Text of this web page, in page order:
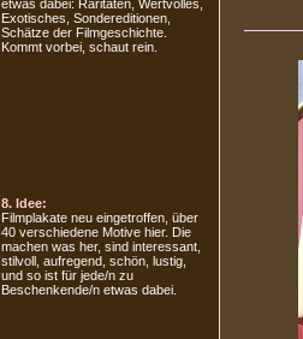
etwas dabei: Raritäten, Wertvolles,
Exotisches, Sondereditionen,
Schätze der Filmgeschichte.
Kommt vorbei, schaut rein.
8. Idee:
Filmplakate neu eingetroffen, über
40 verschiedene Motive hier. Die
machen was her, sind interessant,
stilvoll, aufregend, schön, lustig,
und so ist für jede/n zu
Beschenkende/n etwas dabei.